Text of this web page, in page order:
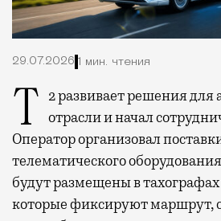
29.07.2026 1 мин. чтения
Т2 развивает решения для автомобильной отрасли и начал
Оператор организовал
телематического
будут размещены в
которые фиксируют маршрут,